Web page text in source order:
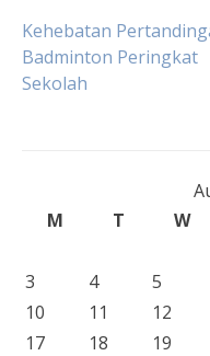
Post
navigation
Kehebatan
Badminton Peringkat
Sekolah
M
T W
3
4 5
10
11 12
17
18 19